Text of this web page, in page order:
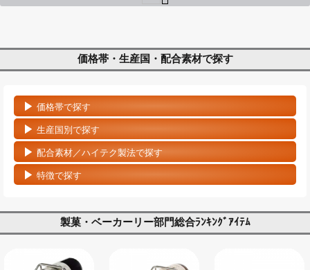
価格帯・生産国・配合素材で探す
価格帯で探す
生産国別で探す
配合素材／ハイテク製法で探す
特徴で探す
製菓・ベーカーリー部門総合ﾗﾝｷﾝｸﾞｱｲﾃﾑ